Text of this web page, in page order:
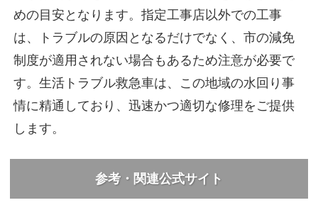
めの目安となります。指定工事店以外での工事
は、トラブルの原因となるだけでなく、市の減免
制度が適用されない場合もあるため注意が必要で
す。生活トラブル救急車は、この地域の水回り事
情に精通しており、迅速かつ適切な修理をご提供
します。
参考・関連公式サイト